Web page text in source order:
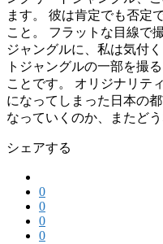
ます。 彼は肯定でも否定
こと。 フラットな目線で
ジャングルに、私は気付
トジャングルの一部を撮
ことです。 オリジナリテ
になってしまった日本の
なっていくのか、またど
シェアする
0
0
0
0